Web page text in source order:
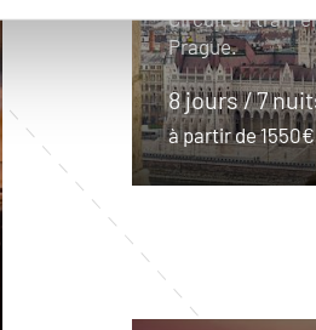
Circuit en train
Prague.
8 jours / 7
à partir de 1550€